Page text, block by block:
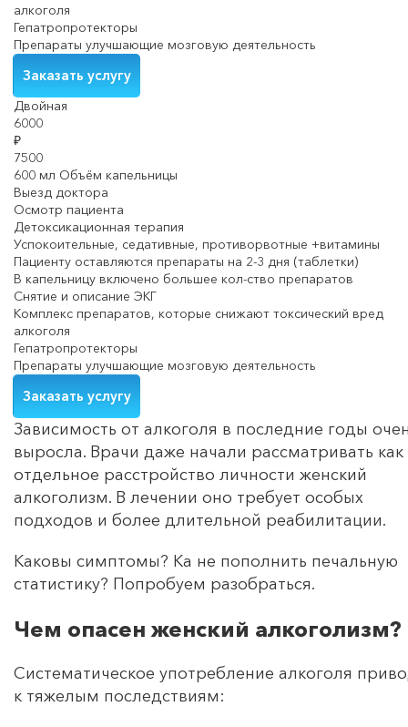
алкоголя
Гепатропротекторы
Препараты улучшающие мозговую деятельность
Заказать услугу
Двойная
6000
₽
7500
600 мл Объём капельницы
Выезд доктора
Осмотр пациента
Детоксикационная терапия
Успокоительные, седативные, противорвотные +витамины
Пациенту оставляются препараты на 2-3 дня (таблетки)
В капельницу включено большее кол-ство препаратов
Снятие и описание ЭКГ
Комплекс препаратов, которые снижают токсический вред
алкоголя
Гепатропротекторы
Препараты улучшающие мозговую деятельность
Заказать услугу
Зависимость от алкоголя в последние годы
выросла. Врачи даже начали рассматривать как
отдельное расстройство личности женский
алкоголизм. В лечении оно требует особых
подходов и более длительной реабилитации.
Каковы симптомы? Ка не пополнить печальную
статистику? Попробуем разобраться.
Чем опасен женский алкоголизм?
Систематическое употребление алкоголя
к тяжелым последствиям: